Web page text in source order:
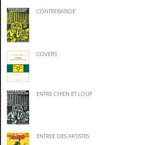
CONTREBANDE
COVERS
ENTRE CHIEN ET LOUP
ENTREE DES ARTISTES